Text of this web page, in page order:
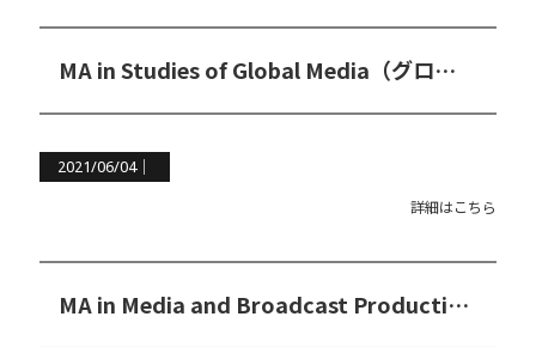
MA in Studies of Global Media（グローバルメディア学修士コース）
2021/06/04｜
詳細はこちら
MA in Media and Broadcast Production（メディア＆ブロードキャスト制作修士コース）